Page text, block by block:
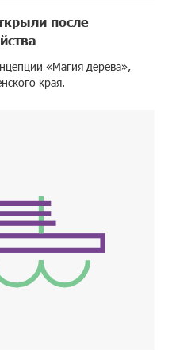
после
«Магия дерева»,
края.